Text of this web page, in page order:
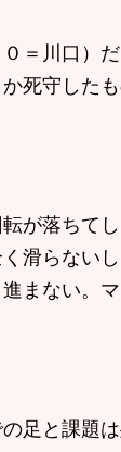
＝川口）
死守した
が落ちて
滑らない
まない。
足と課題は